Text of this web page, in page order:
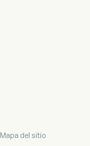
Mapa del sitio